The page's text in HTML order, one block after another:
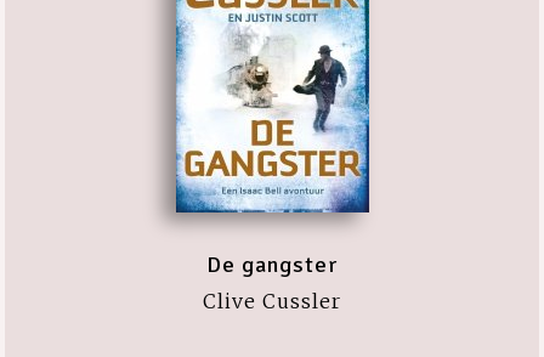
De gangster
Clive Cussler